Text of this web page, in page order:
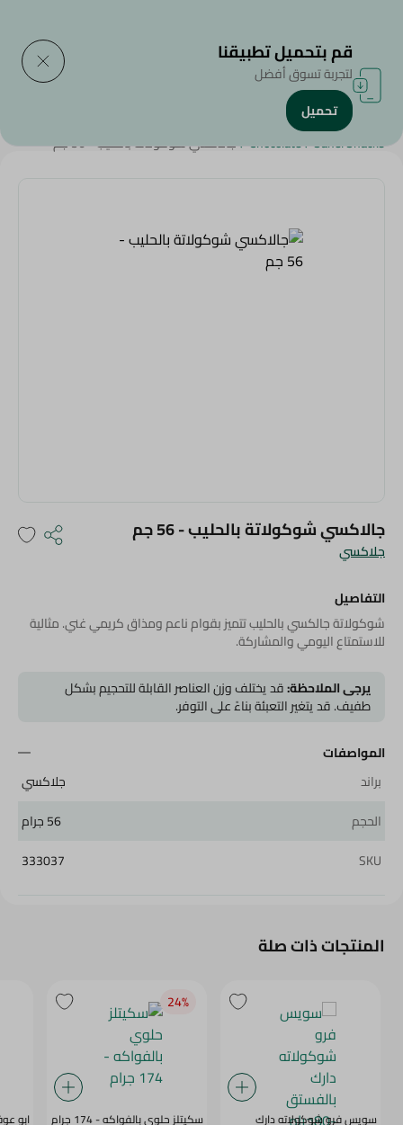
الرئيسية/سناكس وحلويات
Sahel Snacks
/
Chocolate
/جالاكسي شوكولاتة بالحليب - 56 جم
جلاكسي
جالاكسي شوكولاتة بالحليب - 56 جم
التفاصيل
شوكولاتة جالكسي بالحليب تتميز بقوام ناعم ومذاق كريمي غني. مثالية
للاستمتاع اليومي والمشاركة.
يرجى الملاحظة:قد يختلف وزن العناصر القابلة للتحجيم بشكل
طفيف. قد يتغير التعبئة بناءً على التوفر.
المواصفات
براند
جلاكسي
الحجم
56 جرام
SKU
333037
المنتجات ذات صلة
سويس فرو شوكولاته دارك
24‎%‎
سكيتلز حلوي بالفواكه - 174 جرام ابو
قم بتحميل تطبيقنا
لتجربة تسوق أفضل
تحميل